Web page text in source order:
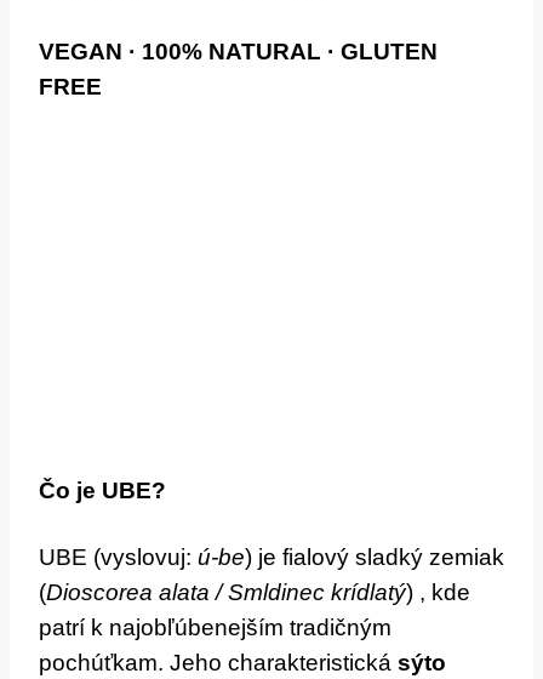
VEGAN · 100% NATURAL · GLUTEN
FREE
Čo je UBE?
UBE (vyslovuj: ú-be) je fialový sladký zemiak
(Dioscorea alata / Smldinec krídlatý) , kde
patrí k najobľúbenejším tradičným
pochúťkam. Jeho charakteristická sýto